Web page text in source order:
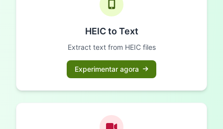
HEIC to Text
Extract text from HEIC files
Experimentar agora